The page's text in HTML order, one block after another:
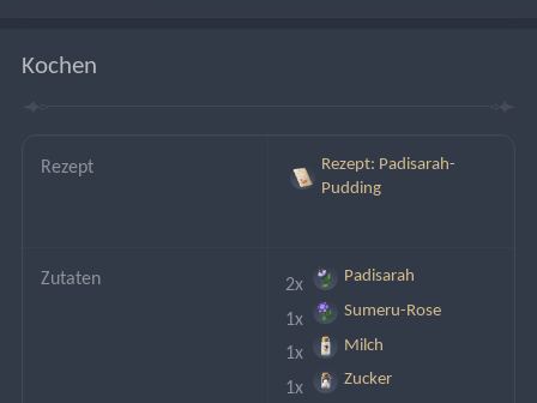
Kochen
Rezept
Rezept: Padisarah-
Pudding
Zutaten 2x Padisarah
1x Sumeru-Rose
1x Milch
1x Zucker